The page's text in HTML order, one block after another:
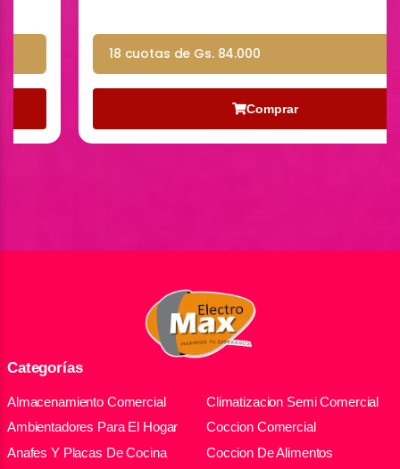
18 cuotas de Gs. 84.000
Comprar
Categorías
Almacenamiento Comercial
Ambientadores Para El Hogar
Anafes Y Placas De Cocina
Climatizacion Semi Comercial
Coccion Comercial
Coccion De Alimentos